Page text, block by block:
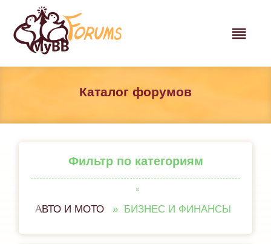
Каталог форумов
Фильтр по категориям
АВТО И МОТО БИЗНЕС И ФИНАНСЫ